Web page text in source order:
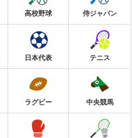
高校野球 侍ジャパン
日本代表 テニス
ラグビー 中央競馬